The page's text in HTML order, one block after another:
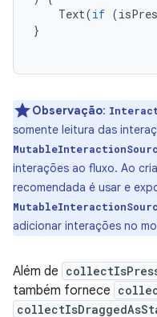
Text(if (
}
Observação:
somente leitura das
interações ao fluxo. Ao
recomendada é usar e
adicionar interações no
Além de
também fornece